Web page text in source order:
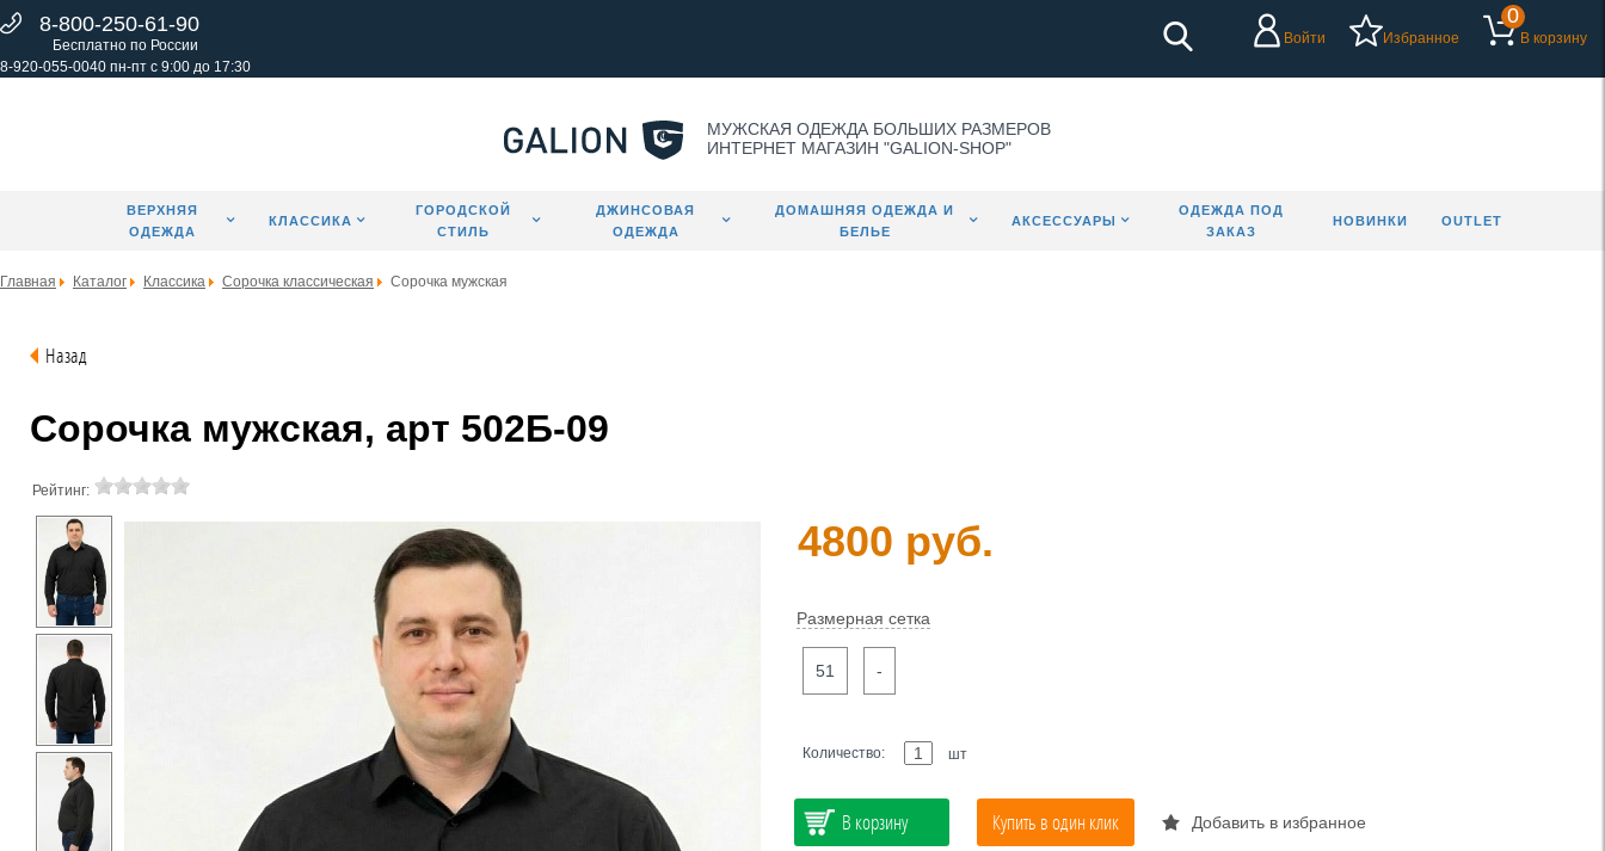
8-800-250-61-90
Бесплатно по России
8-920-055-0040 пн-пт с 9:00 до 17:30
Войти Избранное
0
В корзину
МУЖСКАЯ ОДЕЖДА БОЛЬШИХ РАЗМЕРОВ
ИНТЕРНЕТ МАГАЗИН "GALION-SHOP"
ВЕРХНЯЯ
ОДЕЖДА
КЛАССИКА
ГОРОДСКОЙ
СТИЛЬ
ДЖИНСОВАЯ
ОДЕЖДА
ДОМАШНЯЯ ОДЕЖДА И
БЕЛЬЕ
АКСЕССУАРЫ
ОДЕЖДА ПОД
ЗАКАЗ
НОВИНКИ OUTLET
Главная Каталог Классика Сорочка классическая Сорочка мужская
Назад
Сорочка мужская, арт 502Б-09
Рейтинг:
4800 руб.
Размерная сетка
51 -
Количество: шт
В корзину Купить в один клик Добавить в избранное